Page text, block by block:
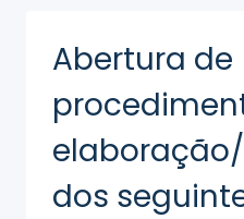
Abertura de
dos